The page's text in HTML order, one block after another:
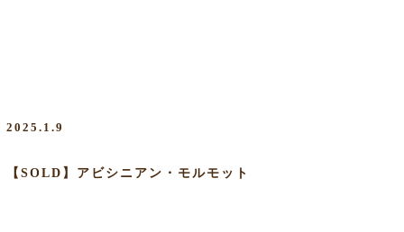
2025.1.9
【SOLD】アビシニアン・モルモット